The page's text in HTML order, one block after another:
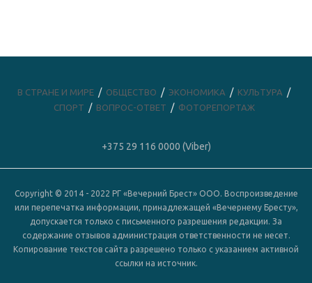
В СТРАНЕ И МИРЕ ОБЩЕСТВО ЭКОНОМИКА
КУЛЬТУРА
СПОРТ
ВОПРОС-ОТВЕТ ФОТОРЕПОРТАЖ
+375 29 116 0000 (Viber)
Copyright © 2014 - 2022 РГ «Вечерний Брест» ООО. Воспроизведение
или перепечатка информации, принадлежащей «Вечернему Бресту»,
допускается только с письменного разрешения редакции. За
содержание отзывов администрация ответственности не несет.
Копирование текстов сайта разрешено только с указанием активной
ссылки на источник.